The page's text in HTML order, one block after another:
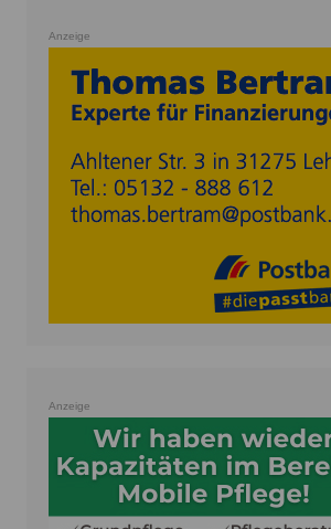
Anzeige
Anzeige